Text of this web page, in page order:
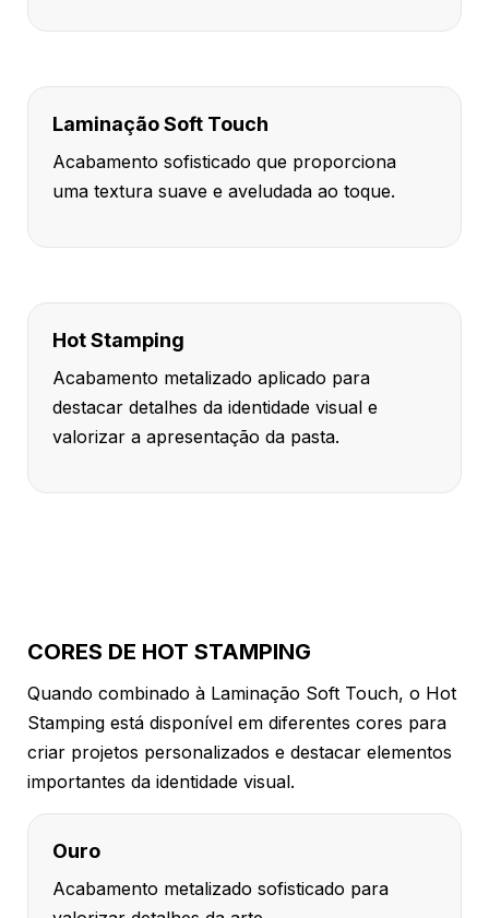
Laminação Soft Touch
Acabamento sofisticado que proporciona
uma textura suave e aveludada ao toque.
Hot Stamping
Acabamento metalizado aplicado para
destacar detalhes da identidade visual e
valorizar a apresentação da pasta.
CORES DE HOT STAMPING
Quando combinado à Laminação Soft Touch, o Hot
Stamping está disponível em diferentes cores para
criar projetos personalizados e destacar elementos
importantes da identidade visual.
Ouro
Acabamento metalizado sofisticado para